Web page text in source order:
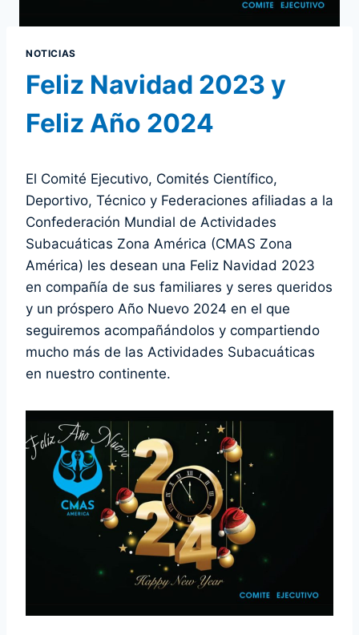
NOTICIAS
Feliz Navidad 2023 y
Feliz Año 2024
El Comité Ejecutivo, Comités Científico,
Deportivo, Técnico y Federaciones afiliadas a la
Confederación Mundial de Actividades
Subacuáticas Zona América (CMAS Zona
América) les desean una Feliz Navidad 2023
en compañía de sus familiares y seres queridos
y un próspero Año Nuevo 2024 en el que
seguiremos acompañándolos y compartiendo
mucho más de las Actividades Subacuáticas
en nuestro continente.